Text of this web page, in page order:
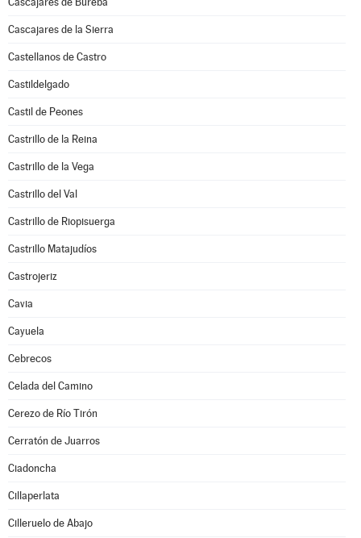
Cascajares de la Sierra
Castellanos de Castro
Castildelgado
Castil de Peones
Castrillo de la Reina
Castrillo de la Vega
Castrillo del Val
Castrillo de Riopisuerga
Castrillo Matajudíos
Castrojeriz
Cavia
Cayuela
Cebrecos
Celada del Camino
Cerezo de Río Tirón
Cerratón de Juarros
Ciadoncha
Cillaperlata
Cilleruelo de Abajo